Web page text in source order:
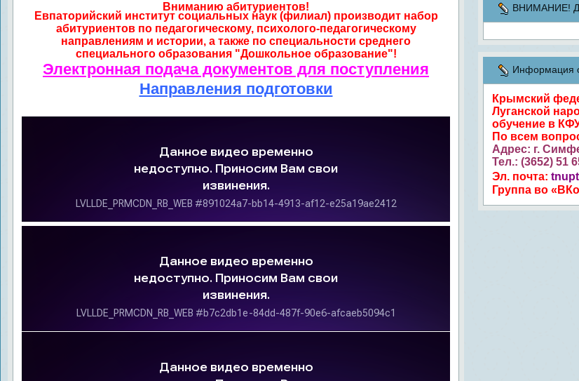
Вниманию абитуриентов!
Евпаторийский институт социальных наук (филиал) производит набор
абитуриентов по педагогическому, психолого-педагогическому
направлениям и истории, а также по специальности среднего
специального образования "Дошкольное образование"!
Электронная подача документов для поступления
Направления подготовки
ВНИМАНИЕ!
Информация
Крымский
Луганской
обучение в
По всем
Адрес: г.
Тел.: (3652) 51
Эл. почта:
Группа во